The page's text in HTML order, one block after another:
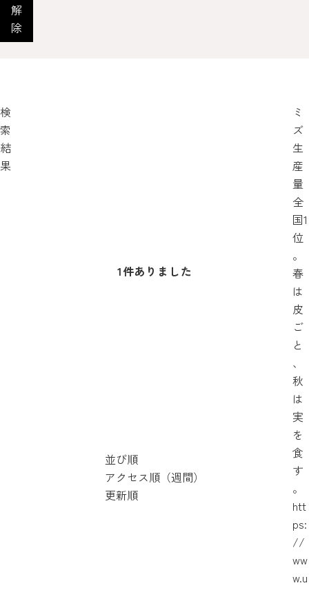
解
除
検
索
結
果
1件ありました
並び順
アクセス順（週間）
更新順
ミ
ズ
生
産
量
全
国1
位
。
春
は
皮
ご
と
、
秋
は
実
を
食
す
。
htt
ps:
//
ww
w.u